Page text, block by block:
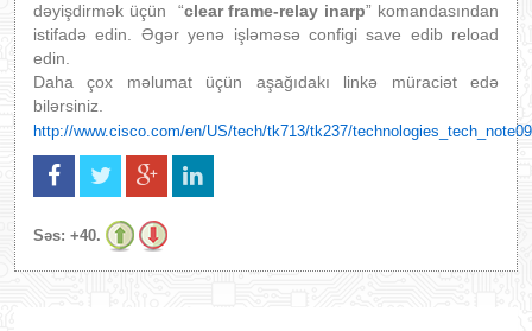
dəyişdirmək üçün
“clear frame-relay inarp” komandasından
istifadə edin. Əgər yenə işləməsə configi save edib reload
edin.
Dahaçox məlumat üçün aşağıdakı linkə müraciət edə
bilərsiniz.
http://www.cisco.com/en/US/tech/tk713/tk237/
Səs: +40.